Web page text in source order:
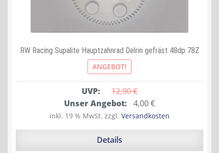
RW Racing Supalite Hauptzahnrad Delrin gefräst 48dp 78Z
ANGEBOT!
UVP: 12,90 €
Ursprünglicher
Preis
war:
Unser Angebot: 4,00€Aktueller
Preis
ist:
inkl. 19 % MwSt. zzgl. Versandkosten
Details